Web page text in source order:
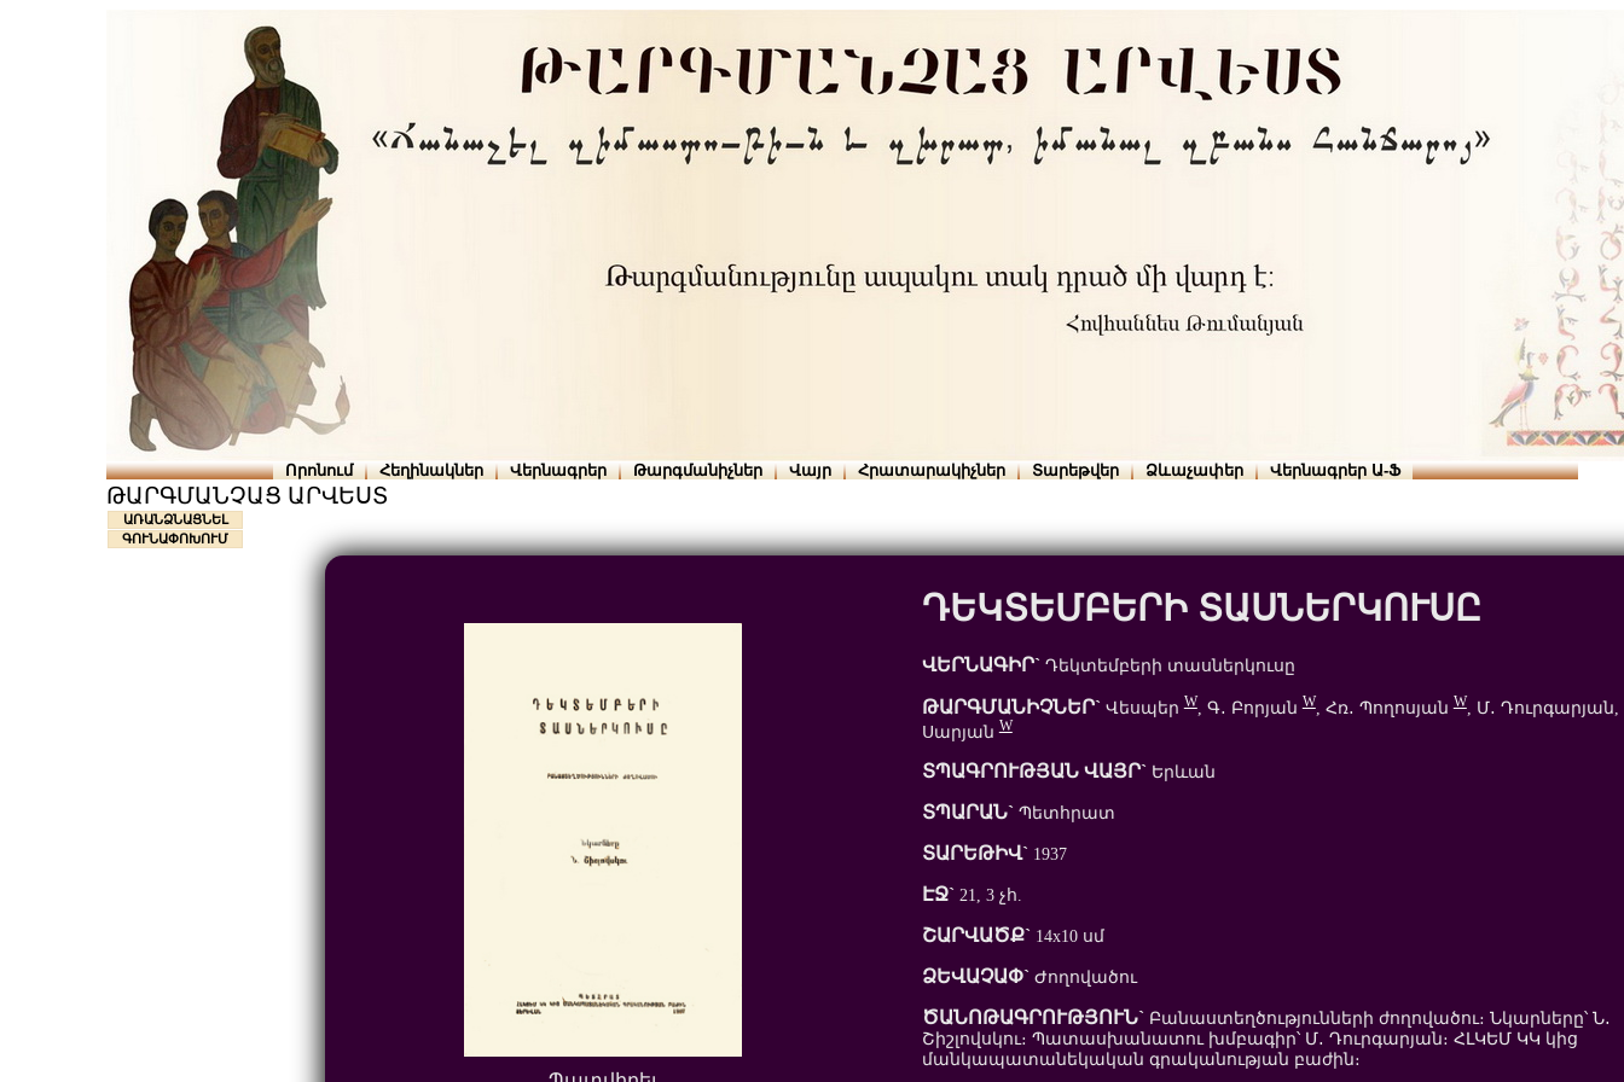
Որոնում Հեղինակներ Վերնագրեր Թարգմանիչներ Վայր Հրատարակիչներ Տարեթվեր Ձևաչափեր Վերնագրեր Ա-Ֆ
ԹԱՐԳՄԱՆՉԱՑ ԱՐՎԵՍՏ
ԱՌԱՆՁՆԱՑՆԵԼ
ԳՈՒՆԱՓՈԽՈՒՄ
ԴԵԿՏԵՄԲԵՐԻ ՏԱՍՆԵՐԿՈՒՍԸ
ՎԵՐՆԱԳԻՐ` Դեկտեմբերի տասներկուսը
ԹԱՐԳՄԱՆԻՉՆԵՐ` ՎեսպերW, Գ․ ԲորյանW, Հռ․ ՊողոսյանW, Մ․ Դուրգարյան,
ՍարյանW
ՏՊԱԳՐՈՒԹՅԱՆ ՎԱՅՐ` Երևան
ՏՊԱՐԱՆ` Պետհրատ
ՏԱՐԵԹԻՎ` 1937
ԷՋ` 21, 3 չհ.
ՇԱՐՎԱԾՔ` 14x10 սմ
ՁԵՎԱՉԱՓ` Ժողովածու
ԾԱՆՈԹԱԳՐՈՒԹՅՈՒՆ` Բանաստեղծությունների ժողովածու։ Նկարները՝ Ն․
Շիշլովսկու։ Պատասխանատու խմբագիր՝ Մ․ Դուրգարյան։ ՀԼԿԵՄ ԿԿ կից
մանկապատանեկական գրականության բաժին։